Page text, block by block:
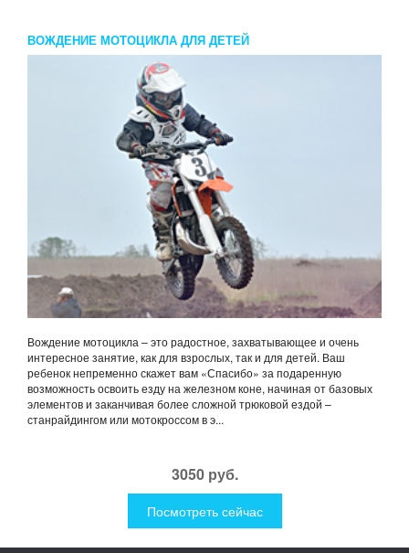
ВОЖДЕНИЕ МОТОЦИКЛА ДЛЯ ДЕТЕЙ
Вождение мотоцикла – это радостное, захватывающее и очень
интересное занятие, как для взрослых, так и для детей. Ваш
ребенок непременно скажет вам «Спасибо» за подаренную
возможность освоить езду на железном коне, начиная от базовых
элементов и заканчивая более сложной трюковой ездой –
станрайдингом или мотокроссом в э...
3050 руб.
Посмотреть сейчас